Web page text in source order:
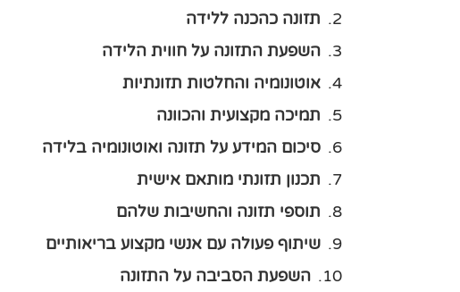
תזונה כהכנה ללידה
השפעת התזונה על חווית הלידה
אוטונומיה והחלטות תזונתיות
תמיכה מקצועית והכוונה
סיכום המידע על תזונה ואוטונומיה בלידה
תכנון תזונתי מותאם אישית
תוספי תזונה והחשיבות שלהם
שיתוף פעולה עם אנשי מקצוע בריאותיים
השפעת הסביבה על התזונה